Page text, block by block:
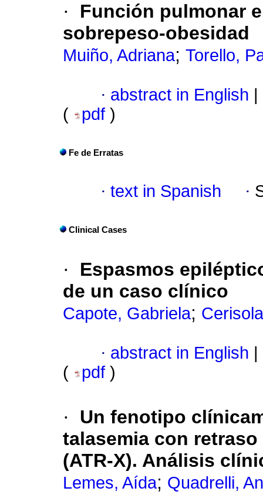
·
Función pulmonar
sobrepeso-obesidad
Muiño, Adriana; Torello,
· abstract in English
(
pdf )
Fe de Erratas
· text in Spanish ·
Clinical Cases
·
Espasmos
de un caso clínico
Capote, Gabriela;
· abstract in English
(
pdf )
·
Un fenotipo
talasemia con
(ATR-X). Análisis
Lemes, Aída; Quadrelli,